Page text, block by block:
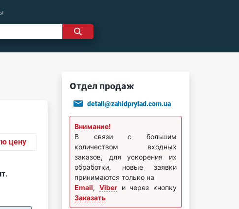
цену
Отдел продаж
detali@zahidprylad.com.ua
Внимание!
В связи с большим
количеством входных
заказов, для ускорения их
обработки, новые заявки
принимаются только на
Email, Viberи через кнопку
Заказать